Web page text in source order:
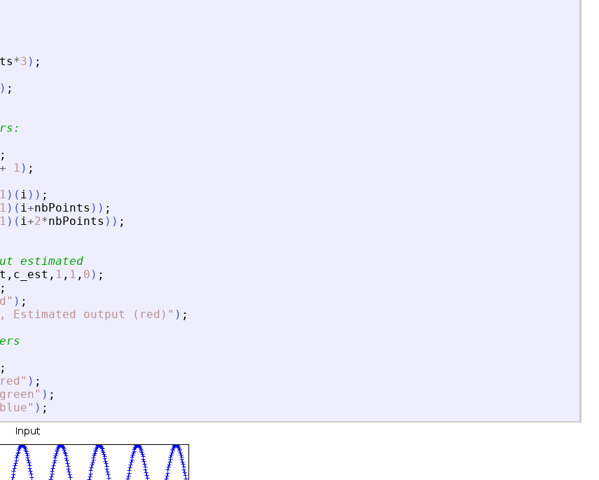
*3 ) ;
) ;
;
+ 1 ) ;
1 ) ( i ) ) ;
1 ) ( i +nbPoints ) ) ;
1 ) ( i +2*nbPoints ) ) ;
estimated
, c_est , 1 , 1 , 0 ) ;
;
" ) ;
Estimated output (red) " ) ;
;
red " ) ;
green" ) ;
blue" ) ;